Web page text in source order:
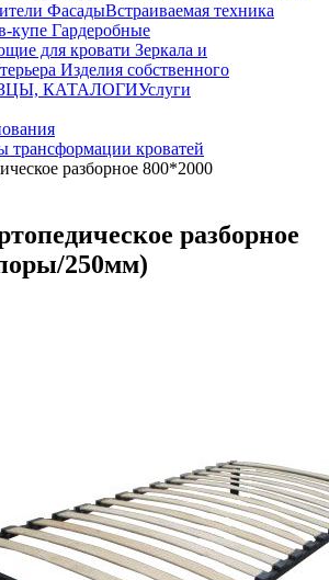
ФасадыВстраиваемая техника
купе Гардеробные
для кровати Зеркала и
Изделия собственного
КАТАЛОГИУслуги
трансформации кроватей
разборное 800*2000
разборное
250мм)